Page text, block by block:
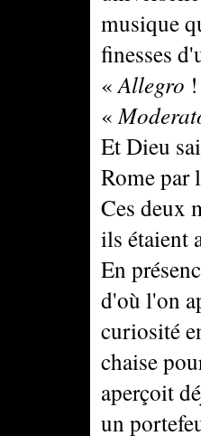
musique
finesses
«Allegro
«
Et Dieu
Rome par
Ces deux
ils étaient
En
d'où l'on
curiosité
chaise
aperçoit
un